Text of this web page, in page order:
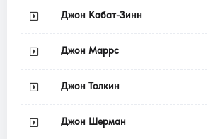
Джон Кабат-Зинн
Джон Маррс
Джон Толкин
Джон Шерман